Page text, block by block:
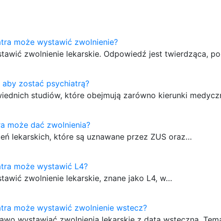
może wystawić zwolnienie?
zwolnienie lekarskie. Odpowiedź jest twierdząca,
zostać psychiatrą?
studiów, które obejmują zarówno kierunki
może dać zwolnienia?
lekarskich, które są uznawane przez ZUS oraz…
może wystawić L4?
zwolnienie lekarskie, znane jako L4, w…
może wystawić zwolnienie wstecz?